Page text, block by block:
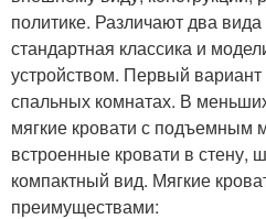
политике. Различают два вида
стандартная классика и
устройством. Первый
спальных комнатах. В
мягкие кровати с подъемным
встроенные кровати в
компактный вид. Мягкие
преимуществами: